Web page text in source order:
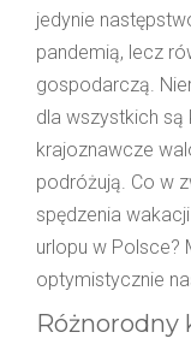
jedynie
pandemią, lecz
gospodarczą.
dla wszystkich
krajoznawcze
podróżują. Co w
spędzenia
urlopu w Polsce?
optymistycznie
Różnorodny